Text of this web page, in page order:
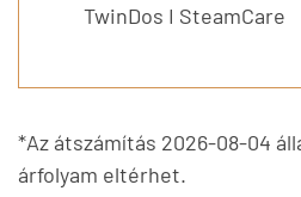
TwinDos I SteamCare
*Az átszámítás 2026-08-04
árfolyam eltérhet.